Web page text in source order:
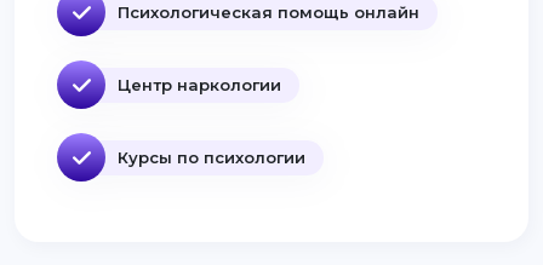
Психологическая помощь онлайн
Центр наркологии
Курсы по психологии